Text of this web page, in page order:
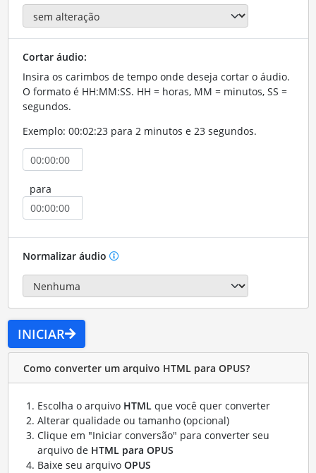
Cortar áudio:
Insira os carimbos de tempo onde deseja cortar o áudio.
O formato é HH:MM:SS. HH = horas, MM = minutos, SS =
segundos.
Exemplo: 00:02:23 para 2 minutos e 23 segundos.
para
Normalizar áudio
INICIAR
Como converter um arquivo HTML para OPUS?
Escolha o arquivo HTMLque você quer converter
Alterar qualidade ou tamanho (opcional)
Clique em "Iniciar conversão" para converter seu
arquivo de HTML para OPUS
Baixe seu arquivo OPUS